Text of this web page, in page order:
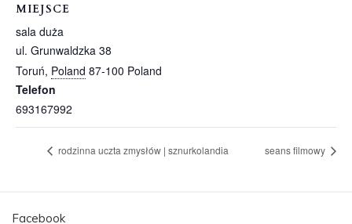
MIEJSCE
sala duża
ul. Grunwaldzka 38
Toruń, Poland 87-100 Poland
Telefon
693167992
rodzinna uczta zmysłów | sznurkolandia seans filmowy
Facebook